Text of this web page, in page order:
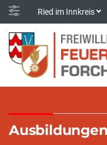
Ried im Innkreis